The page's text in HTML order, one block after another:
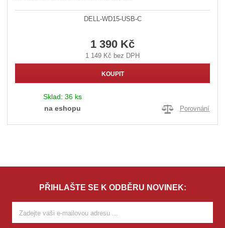
DELL-WD15-USB-C
1 390 Kč
1 149 Kč bez DPH
KOUPIT
Sklad: 36 ks
na eshopu
Porovnání
PŘIHLAŠTE SE K ODBĚRU NOVINEK: